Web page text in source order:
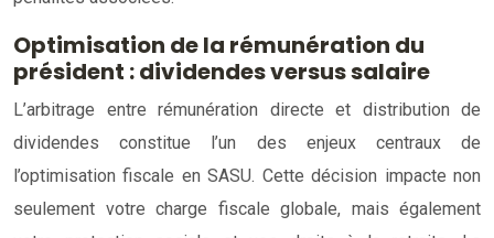
Optimisation de la rémunération du
président : dividendes versus salaire
L’arbitrage entre rémunération directe et distribution de
dividendes constitue l’un des enjeux centraux de
l’optimisation fiscale en SASU. Cette décision impacte non
seulement votre charge fiscale globale, mais également